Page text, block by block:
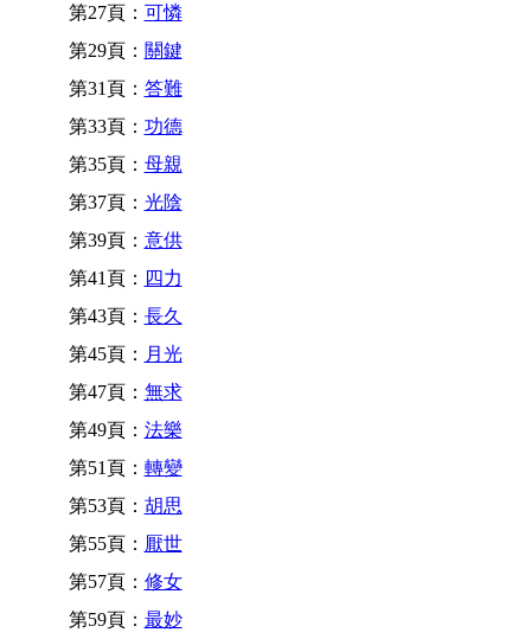
第27頁： 可憐
第29頁： 關鍵
第31頁： 答難
第33頁： 功德
第35頁： 母親
第37頁： 光陰
第39頁： 意供
第41頁： 四力
第43頁： 長久
第45頁： 月光
第47頁： 無求
第49頁： 法樂
第51頁： 轉變
第53頁： 胡思
第55頁： 厭世
第57頁： 修女
第59頁： 最妙